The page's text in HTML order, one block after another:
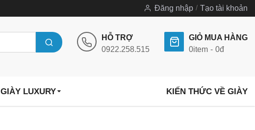
Đăng nhập Tạo tài khoản
HỖ TRỢ
0922.258.515
GIỎ MUA HÀNG
0item 0đ
GIÀY LUXURY KIẾN THỨC VỀ GIÀY